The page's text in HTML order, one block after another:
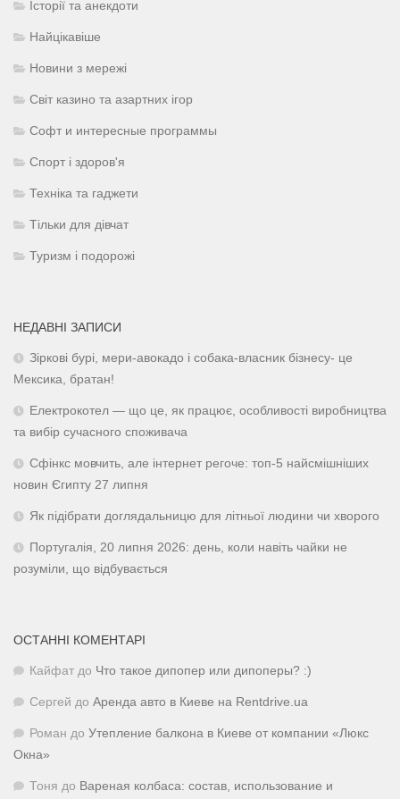
Історії та анекдоти
Найцікавіше
Новини з мережі
Світ казино та азартних ігор
Софт и интересные программы
Спорт і здоров'я
Техніка та гаджети
Тільки для дівчат
Туризм і подорожі
НЕДАВНІ ЗАПИСИ
Зіркові бурі, мери-авокадо і собака-власник бізнесу- це
Мексика, братан!
Електрокотел — що це, як працює, особливості виробництва
та вибір сучасного споживача
Сфінкс мовчить, але інтернет регоче: топ-5 найсмішніших
новин Єгипту 27 липня
Як підібрати доглядальницю для літньої людини чи хворого
Португалія, 20 липня 2026: день, коли навіть чайки не
розуміли, що відбувається
ОСТАННІ КОМЕНТАРІ
Кайфат до Что такое дипопер или дипоперы? :)
Сергей до Аренда авто в Киеве на Rentdrive.ua
Роман до Утепление балкона в Киеве от компании «Люкс
Окна»
Тоня до Вареная колбаса: состав, использование и